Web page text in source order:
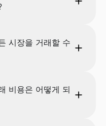
시장을 거래할 수
비용은 어떻게 되